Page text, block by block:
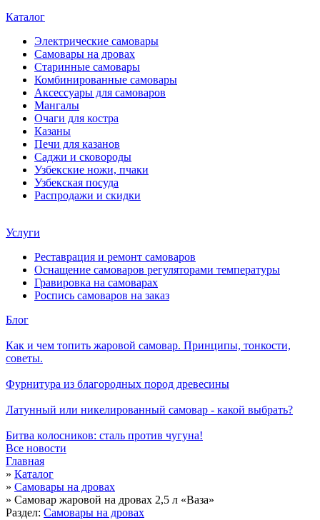
Каталог
Электрические самовары
Cамовары на дровах
Старинные самовары
Комбинированные самовары
Аксессуары для самоваров
Мангалы
Очаги для костра
Казаны
Печи для казанов
Саджи и сковороды
Узбекские ножи, пчаки
Узбекская посуда
Распродажи и скидки
Услуги
Реставрация и ремонт самоваров
Оснащение самоваров регуляторами температуры
Гравировка на самоварах
Роспись самоваров на заказ
Блог
Как и чем топить жаровой самовар. Принципы, тонкости,
советы.
Фурнитура из благородных пород древесины
Латунный или никелированный самовар - какой выбрать?
Битва колосников: сталь против чугуна!
Все новости
Главная
» Каталог
» Cамовары на дровах
» Самовар жаровой на дровах 2,5 л «Ваза»
Раздел: Cамовары на дровах